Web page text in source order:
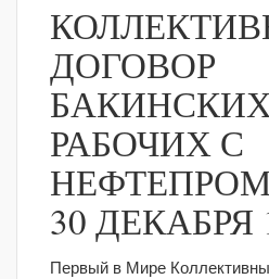
ДОГОВОР
РАБОЧИХ С
30 ДЕКАБРЯ
Первый в Мире